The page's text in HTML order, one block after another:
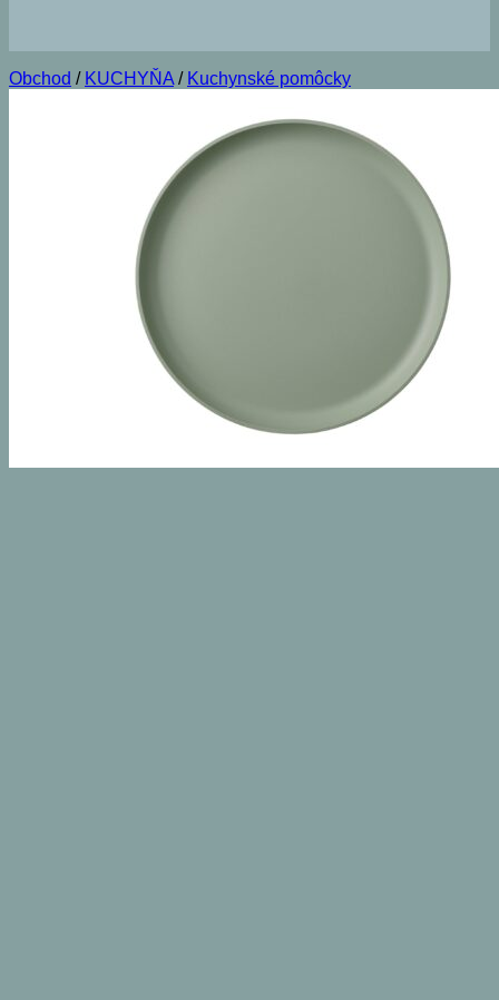
Obchod / KUCHYŇA / Kuchynské pomôcky